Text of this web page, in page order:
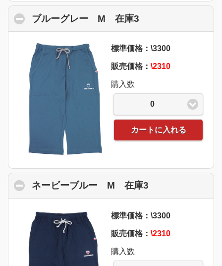
ブルーグレー M 在庫3
標準価格：\3300
販売価格： \2310
購入数
0
カートに入れる
ネービーブルー M 在庫3
標準価格：\3300
販売価格： \2310
購入数